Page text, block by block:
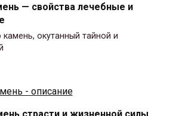
— свойства лечебные и
камень, окутанный тайной и